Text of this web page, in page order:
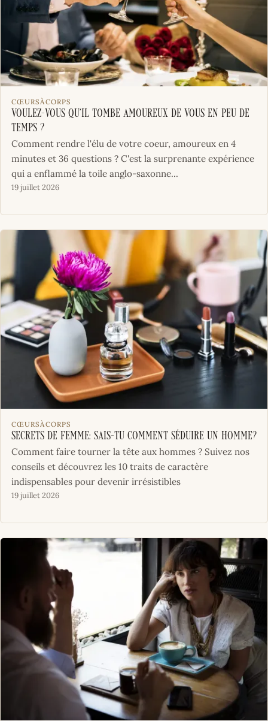
CŒURSÀCORPS
Voulez-vous qu’il tombe amoureux de vous en peu de
temps ?
Comment rendre l'élu de votre coeur, amoureux en 4
minutes et 36 questions ? C'est la surprenante expérience
qui a enflammé la toile anglo-saxonne...
19 juillet 2026
CŒURSÀCORPS
Secrets de femme: sais-tu comment séduire un homme?
Comment faire tourner la tête aux hommes ? Suivez nos
conseils et découvrez les 10 traits de caractère
indispensables pour devenir irrésistibles
19 juillet 2026